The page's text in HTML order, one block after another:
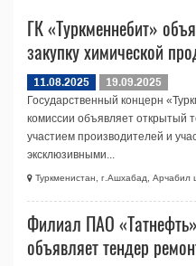
ГК «Туркменнебит»
закупку химической
11.08.2025
19.09.2025
Государственный концерн
комиссии объявляет открытый
участием производителей и
эксклюзивными...
Туркменистан, г.Ашхабад, Арчабил
Филиал ПАО
объявляет тендер